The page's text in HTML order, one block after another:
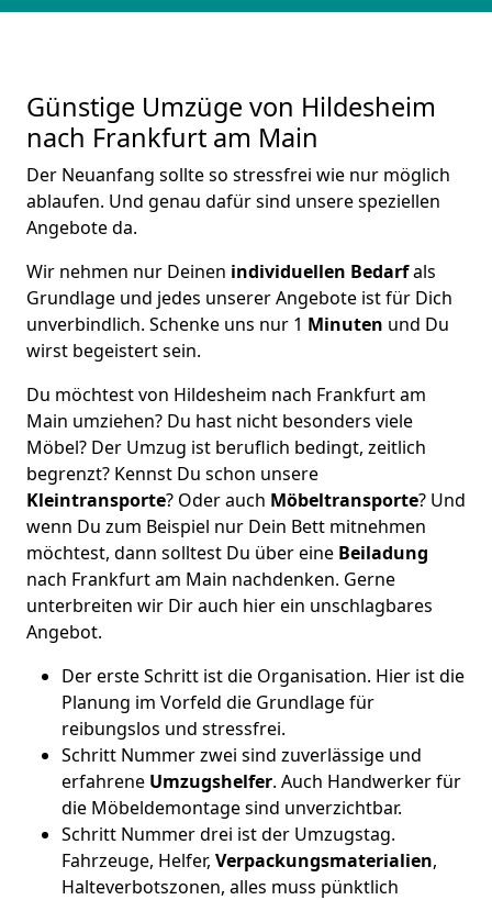
Günstige Umzüge von Hildesheim
nach Frankfurt am Main
Der Neuanfang sollte so stressfrei wie nur möglich
ablaufen. Und genau dafür sind unsere speziellen
Angebote da.
Wir nehmen nur Deinen individuellen Bedarfals
Grundlage und jedes unserer Angebote ist für Dich
unverbindlich. Schenke uns nur 1 Minuten und Du
wirst begeistert sein.
Du möchtest von Hildesheim nach Frankfurt am
Main umziehen? Du hast nicht besonders viele
Möbel? Der Umzug ist beruflich bedingt, zeitlich
begrenzt? Kennst Du schon unsere
Kleintransporte? Oder auch Möbeltransporte? Und
wenn Du zum Beispiel nur Dein Bett mitnehmen
möchtest, dann solltest Du über eine Beiladung
nach Frankfurt am Main nachdenken. Gerne
unterbreiten wir Dir auch hier ein unschlagbares
Angebot.
Der erste Schritt ist die Organisation. Hier ist die
Planung im Vorfeld die Grundlage für
reibungslos und stressfrei.
Schritt Nummer zwei sind zuverlässige und
erfahrene Umzugshelfer. Auch Handwerker für
die Möbeldemontage sind unverzichtbar.
Schritt Nummer drei ist der Umzugstag.
Fahrzeuge, Helfer, Verpackungsmaterialien,
Halteverbotszonen, alles muss pünktlich